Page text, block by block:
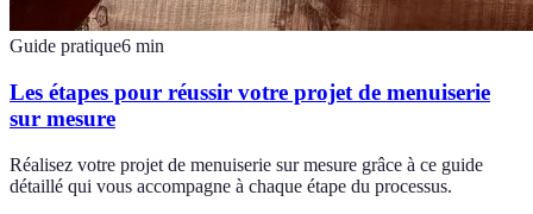
Guide pratique6 min
Les étapes pour réussir votre projet de menuiserie
sur mesure
Réalisez votre projet de menuiserie sur mesure grâce à ce guide
détaillé qui vous accompagne à chaque étape du processus.